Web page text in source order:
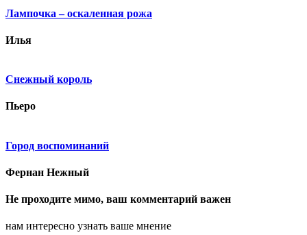
Лампочка – оскаленная рожа
Илья
Снежный король
Пьеро
Город воспоминаний
Фернан Нежный
Не проходите мимо, ваш комментарий важен
нам интересно узнать ваше мнение